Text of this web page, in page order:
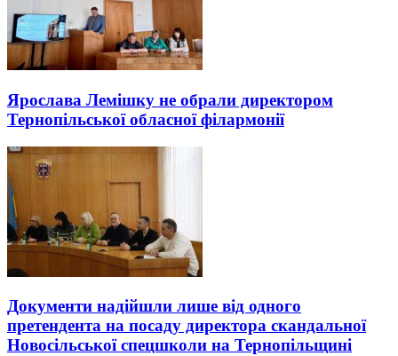
Ярослава Лемішку не обрали директором
Тернопільської обласної філармонії
Документи надійшли лише від одного
претендента на посаду директора скандальної
Новосільської спецшколи на Тернопільщині